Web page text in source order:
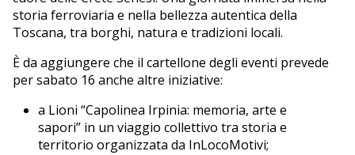
storia ferroviaria e nella bellezza autentica della
Toscana, tra borghi, natura e tradizioni locali.
È da aggiungere che il cartellone degli eventi prevede
per sabato 16 anche altre iniziative:
a Lioni “Capolinea Irpinia: memoria, arte e
sapori” in un viaggio collettivo tra storia e
territorio organizzata da InLocoMotivi;